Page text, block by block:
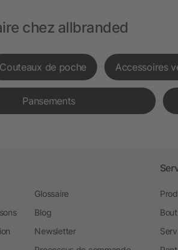
chez allbranded
Couteaux de poche Accessoires
Pansements
Glossaire
Blog
Newsletter